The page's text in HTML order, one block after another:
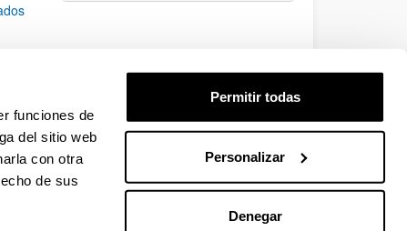
funciones de
del sitio web
con otra
de sus
Permitir todas
Personalizar
Denegar
para desplazarse.